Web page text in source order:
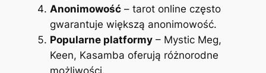
Anonimowość– tarot online często
gwarantuje większą anonimowość.
Popularne platformy– Mystic Meg,
Keen, Kasamba oferują różnorodne
możliwości.